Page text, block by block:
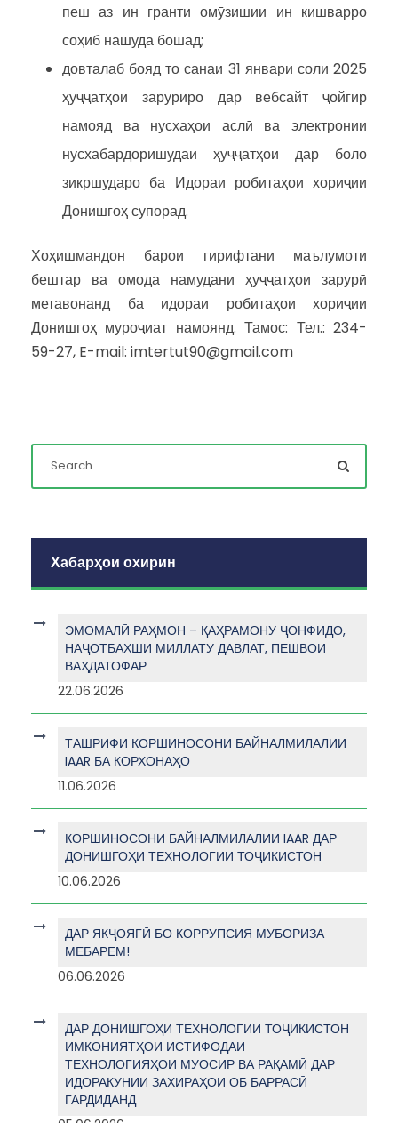
пеш аз ин гранти омӯзишии ин кишварро
соҳиб нашуда бошад;
довталаб бояд то санаи 31 январи соли 2025
ҳуҷҷатҳои заруриро дар вебсайт ҷойгир
намояд ва нусхаҳои аслӣ ва электронии
нусхабардоришудаи ҳуҷҷатҳои дар боло
зикршударо ба Идораи робитаҳои хориҷии
Донишгоҳ супорад.
Хоҳишмандон барои гирифтани маълумоти
бештар ва омода намудани ҳуҷҷатҳои зарурӣ
метавонанд ба идораи робитаҳои хориҷии
Донишгоҳ муроҷиат намоянд. Тамос: Тел.: 234-
59-27, E-mail: imtertut90@gmail.com
Хабарҳои охирин
ЭМОМАЛӢ РАҲМОН – ҚАҲРАМОНУ ҶОНФИДО,
НАҶОТБАХШИ МИЛЛАТУ ДАВЛАТ, ПЕШВОИ
ВАҲДАТОФАР
22.06.2026
ТАШРИФИ КОРШИНОСОНИ БАЙНАЛМИЛАЛИИ
IAAR БА КОРХОНАҲО
11.06.2026
КОРШИНОСОНИ БАЙНАЛМИЛАЛИИ IAAR ДАР
ДОНИШГОҲИ ТЕХНОЛОГИИ ТОҶИКИСТОН
10.06.2026
ДАР ЯКҶОЯГӢ БО КОРРУПСИЯ МУБОРИЗА
МЕБАРЕМ!
06.06.2026
ДАР ДОНИШГОҲИ ТЕХНОЛОГИИ ТОҶИКИСТОН
ИМКОНИЯТҲОИ ИСТИФОДАИ
ТЕХНОЛОГИЯҲОИ МУОСИР ВА РАҚАМӢ ДАР
ИДОРАКУНИИ ЗАХИРАҲОИ ОБ БАРРАСӢ
ГАРДИДАНД